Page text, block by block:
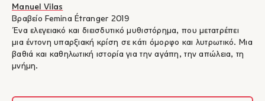
Manuel Vilas
Βραβείο Femina Étranger 2019
Ένα ελεγειακό και διεισδυτικό μυθιστόρημα, που μετατρέπει
μια έντονη υπαρξιακή κρίση σε κάτι όμορφο και λυτρωτικό. Μια
βαθιά και καθηλωτική ιστορία για την αγάπη, την απώλεια, τη
μνήμη.